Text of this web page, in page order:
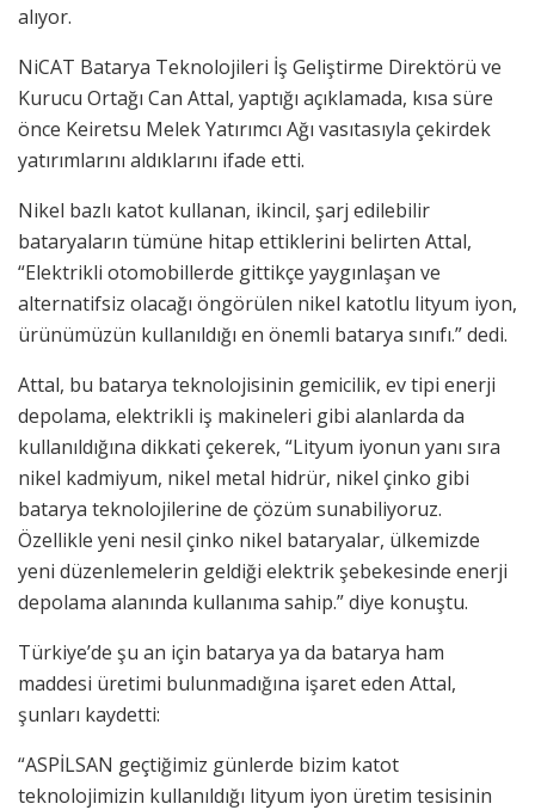
alıyor.
NiCAT Batarya Teknolojileri İş Geliştirme Direktörü ve
Kurucu Ortağı Can Attal, yaptığı açıklamada, kısa süre
önce Keiretsu Melek Yatırımcı Ağı vasıtasıyla çekirdek
yatırımlarını aldıklarını ifade etti.
Nikel bazlı katot kullanan, ikincil, şarj edilebilir
bataryaların tümüne hitap ettiklerini belirten Attal,
“Elektrikli otomobillerde gittikçe yaygınlaşan ve
alternatifsiz olacağı öngörülen nikel katotlu lityum iyon,
ürünümüzün kullanıldığı en önemli batarya sınıfı.” dedi.
Attal, bu batarya teknolojisinin gemicilik, ev tipi enerji
depolama, elektrikli iş makineleri gibi alanlarda da
kullanıldığına dikkati çekerek, “Lityum iyonun yanı sıra
nikel kadmiyum, nikel metal hidrür, nikel çinko gibi
batarya teknolojilerine de çözüm sunabiliyoruz.
Özellikle yeni nesil çinko nikel bataryalar, ülkemizde
yeni düzenlemelerin geldiği elektrik şebekesinde enerji
depolama alanında kullanıma sahip.” diye konuştu.
Türkiye’de şu an için batarya ya da batarya ham
maddesi üretimi bulunmadığına işaret eden Attal,
şunları kaydetti:
“ASPİLSAN geçtiğimiz günlerde bizim katot
teknolojimizin kullanıldığı lityum iyon üretim tesisinin